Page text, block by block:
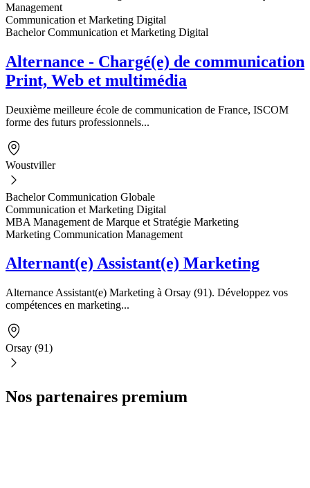
Management
Communication et Marketing Digital
Bachelor Communication et Marketing Digital
Alternance - Chargé(e) de communication
Print, Web et multimédia
Deuxième meilleure école de communication de France, ISCOM
forme des futurs professionnels...
Woustviller
Bachelor Communication Globale
Communication et Marketing Digital
MBA Management de Marque et Stratégie Marketing
Marketing Communication Management
Alternant(e) Assistant(e) Marketing
Alternance Assistant(e) Marketing à Orsay (91). Développez vos
compétences en marketing...
Orsay (91)
Nos partenaires premium